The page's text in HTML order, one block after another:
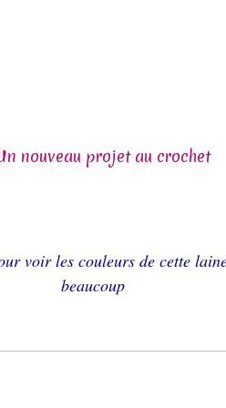
voir les couleurs de cette
beaucoup